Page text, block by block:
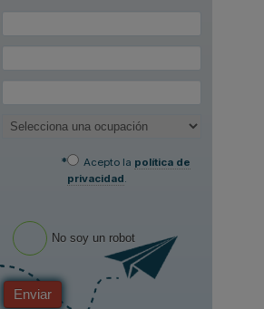
*
Acepto la política de
privacidad.
No soy un robot
Enviar